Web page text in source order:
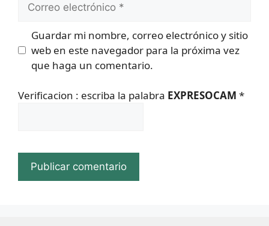
electrónico
Guardar mi nombre, correo electrónico y sitio
web en este navegador para la próxima vez
que haga un comentario.
Verificacion : escriba la palabra EXPRESOCAM *